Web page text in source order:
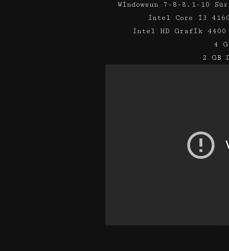
Windowsun 7-8-8.1-10
İntel Core İ3
İntel HD Grafik 4400
4
2 GB